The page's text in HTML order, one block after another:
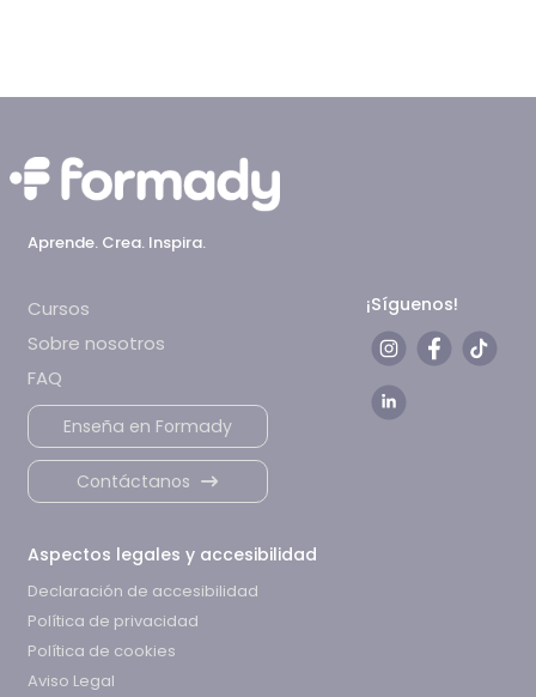
Aprende. Crea. Inspira.
Cursos
Sobre nosotros
FAQ
Enseña en Formady
Contáctanos
¡Síguenos!
Aspectos legales y accesibilidad
Declaración de accesibilidad
Política de privacidad
Política de cookies
Aviso Legal